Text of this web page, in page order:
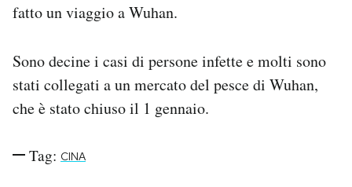
Hai bisogno di aiuto?
fatto un viaggio a Wuhan.
Sono decine i casi di persone infette e molti sono
stati collegati a un mercato del pesce di Wuhan,
che è stato chiuso il 1 gennaio.
Tag: CINA